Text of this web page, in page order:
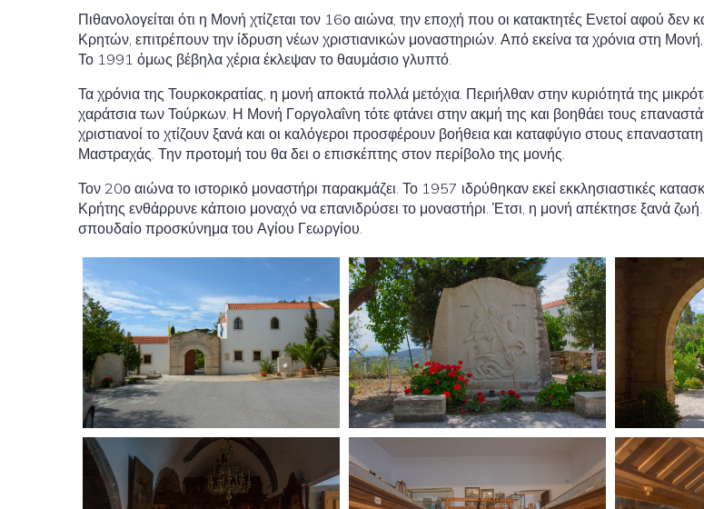
Πιθανολογείται ότι η Μονή χτίζεται τον 16ο αιώνα, την εποχή που οι κατακτητές Ενετοί αφού
Κρητών, επιτρέπουν την ίδρυση νέων χριστιανικών μοναστηριών. Από εκείνα τα χρόνια στη
Το 1991 όμως βέβηλα χέρια έκλεψαν το θαυμάσιο γλυπτό.
Τα χρόνια της Τουρκοκρατίας, η μονή αποκτά πολλά μετόχια. Περιήλθαν στην κυριότητά της
χαράτσια των Τούρκων. Η Μονή Γοργολαΐνη τότε φτάνει στην ακμή της και βοηθάει τους
χριστιανοί το χτίζουν ξανά και οι καλόγεροι προσφέρουν βοήθεια και καταφύγιο στους
Μαστραχάς. Την προτομή του θα δει ο επισκέπτης στον περίβολο της μονής.
Τον 20ο αιώνα το ιστορικό μοναστήρι παρακμάζει. Το 1957 ιδρύθηκαν εκεί εκκλησιαστικές
Κρήτης ενθάρρυνε κάποιο μοναχό να επανιδρύσει το μοναστήρι. Έτσι, η μονή απέκτησε ξανά ζωή.
σπουδαίο προσκύνημα του Αγίου Γεωργίου.